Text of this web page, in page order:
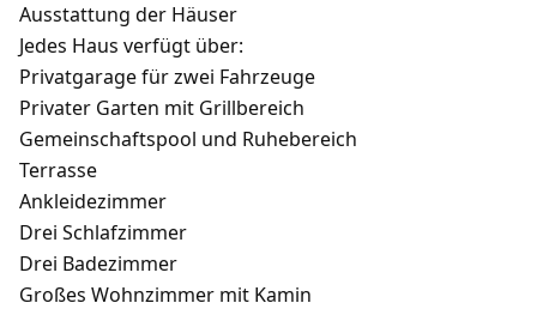
Ausstattung der Häuser
Jedes Haus verfügt über:
Privatgarage für zwei Fahrzeuge
Privater Garten mit Grillbereich
Gemeinschaftspool und Ruhebereich
Terrasse
Ankleidezimmer
Drei Schlafzimmer
Drei Badezimmer
Großes Wohnzimmer mit Kamin